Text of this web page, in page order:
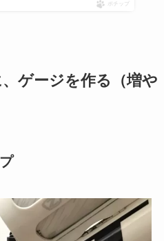
ポチップ
ゲージを作る（増や